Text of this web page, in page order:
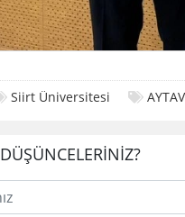
Siirt Üniversitesi
DÜŞÜNCELERİNİZ?